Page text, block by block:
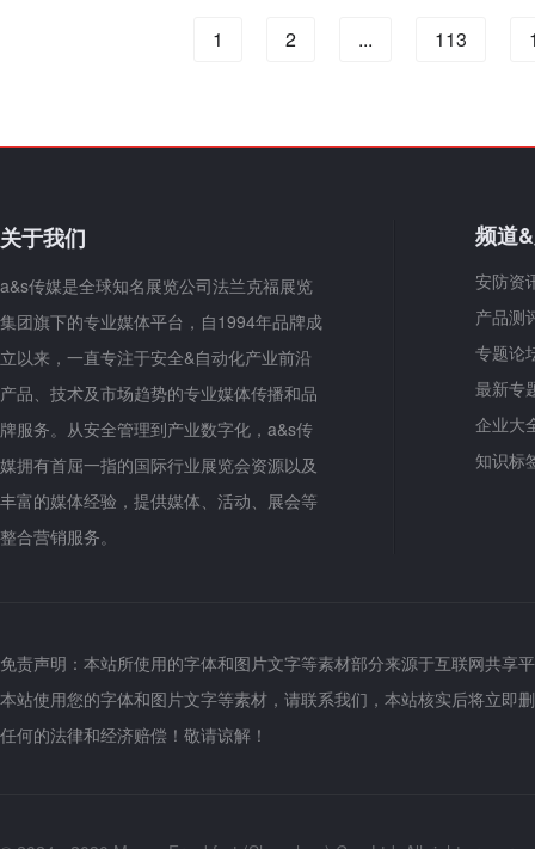
1 2 ... 113
关于我们
a&s传媒是全球知名展览公司法兰克福展览
集团旗下的专业媒体平台，自1994年品牌成
立以来，一直专注于安全&自动化产业前沿
产品、技术及市场趋势的专业媒体传播和品
牌服务。从安全管理到产业数字化，a&s传
媒拥有首屈一指的国际行业展览会资源以及
丰富的媒体经验，提供媒体、活动、展会等
整合营销服务。
频道
安防资
产品测
专题论
最新专
企业大
知识标
免责声明：本站所使用的字体和图片文字等素材部分来源于互联网共
本站使用您的字体和图片文字等素材，请联系我们，本站核实后将立即
任何的法律和经济赔偿！敬请谅解！